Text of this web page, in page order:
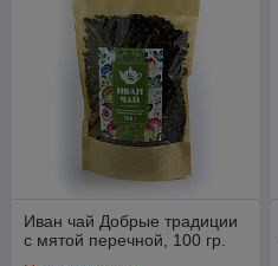
Иван чай Добрые традиции
с мятой перечной, 100 гр.